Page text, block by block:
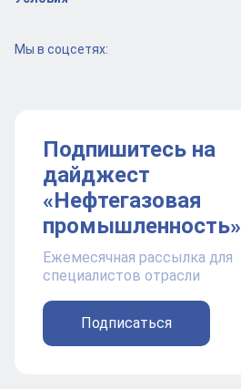
Мы в соцсетях:
Подпишитесь на
дайджест
«Нефтегазовая
промышленность»
Ежемесячная рассылка для
специалистов отрасли
Подписаться